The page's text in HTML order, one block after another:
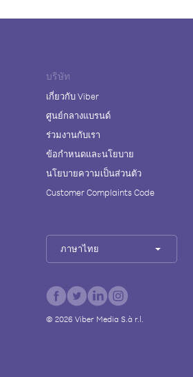
บริษัท
เกี่ยวกับ Viber
ศูนย์กลางแบรนด์
ร่วมงานกับเรา
ข้อกำหนดและนโยบาย
นโยบายความเป็นส่วนตัว
Customer Complaints Code
ภาษาไทย
© 2026Viber Media S.à r.l.